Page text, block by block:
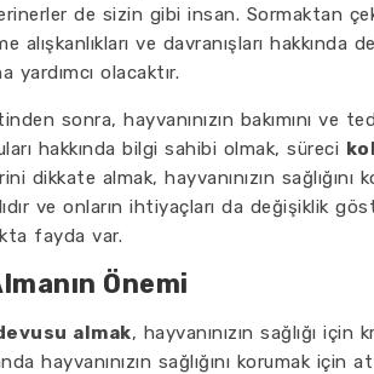
de sizin gibi insan. Sormaktan
alışkanlıkları ve davranışları
yardımcı olacaktır.
sonra, hayvanınızın bakımını ve
hakkında bilgi sahibi olmak, süreci
dikkate almak, hayvanınızın sağlığını
ve onların ihtiyaçları da değişiklik
fayda var.
Önemi
almak, hayvanınızın sağlığı
hayvanınızın sağlığını korumak için